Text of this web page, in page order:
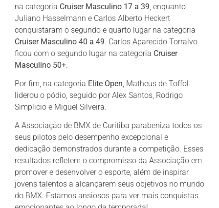
na categoria Cruiser Masculino 17 a 39 , enquanto
Juliano Hasselmann e Carlos Alberto Heckert
conquistaram o segundo e quarto lugar na categoria
Cruiser Masculino 40 a 49. Carlos Aparecido Torralvo
ficou com o segundo lugar na categoria Cruiser
Masculino 50+.
Por fim, na categoria Elite Open, Matheus de Toffol
liderou o pódio, seguido por Alex Santos, Rodrigo
Simplicio e Miguel Silveira.
A Associação de BMX de Curitiba parabeniza todos os
seus pilotos pelo desempenho excepcional e
dedicação demonstrados durante a competição. Esses
resultados refletem o compromisso da Associação em
promover e desenvolver o esporte, além de inspirar
jovens talentos a alcançarem seus objetivos no mundo
do BMX. Estamos ansiosos para ver mais conquistas